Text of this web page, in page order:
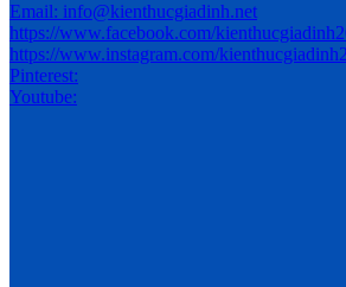
Email: info@kienthucgiadinh.net
https://www.facebook.com/
https://www.instagram.com/
Pinterest:
Youtube: